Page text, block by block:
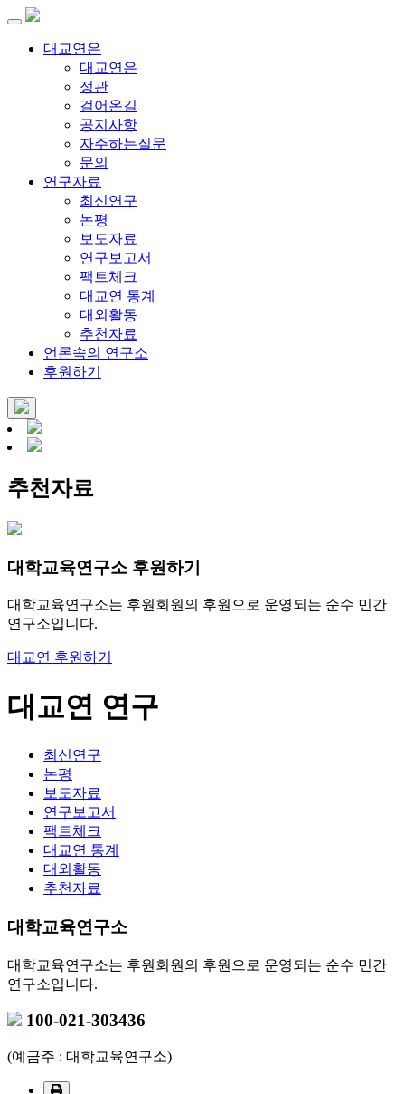
대교연은
대교연은
정관
걸어온길
공지사항
자주하는질문
문의
연구자료
최신연구
논평
보도자료
연구보고서
팩트체크
대교연 통계
대외활동
추천자료
언론속의 연구소
후원하기
추천자료
대학교육연구소 후원하기
대학교육연구소는 후원회원의 후원으로 운영되는 순수 민간
연구소입니다.
대교연 후원하기
대교연 연구
최신연구
논평
보도자료
연구보고서
팩트체크
대교연 통계
대외활동
추천자료
대학교육연구소
대학교육연구소는 후원회원의 후원으로 운영되는 순수 민간
연구소입니다.
100-021-303436
(예금주 : 대학교육연구소)